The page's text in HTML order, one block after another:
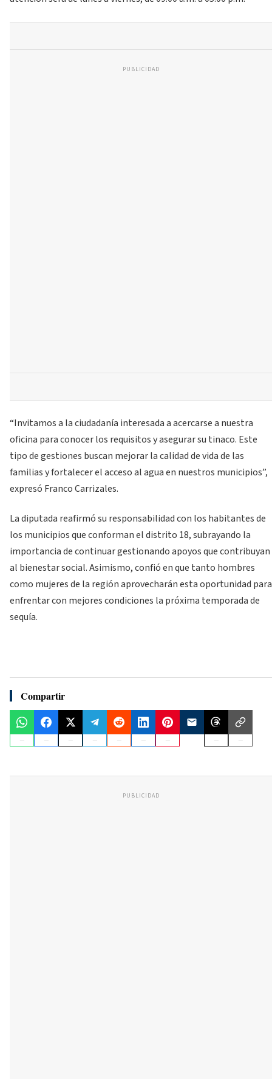
PUBLICIDAD
“Invitamos a la ciudadanía interesada a acercarse a nuestra
oficina para conocer los requisitos y asegurar su tinaco. Este
tipo de gestiones buscan mejorar la calidad de vida de las
familias y fortalecer el acceso al agua en nuestros municipios”,
expresó Franco Carrizales.
La diputada reafirmó su responsabilidad con los habitantes de
los municipios que conforman el distrito 18, subrayando la
importancia de continuar gestionando apoyos que contribuyan
al bienestar social. Asimismo, confió en que tanto hombres
como mujeres de la región aprovecharán esta oportunidad para
enfrentar con mejores condiciones la próxima temporada de
sequía.
Compartir
PUBLICIDAD